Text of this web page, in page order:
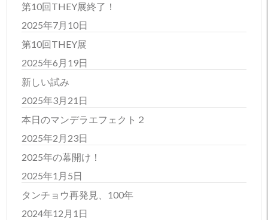
第10回THEY展終了！
2025年7月10日
第10回THEY展
2025年6月19日
新しい試み
2025年3月21日
本日のマンデラエフェクト２
2025年2月23日
2025年の幕開け！
2025年1月5日
タンチョウ再発見、100年
2024年12月1日